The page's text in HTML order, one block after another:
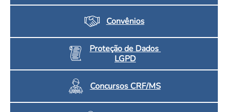
Convênios
Proteção de Dados
LGPD
Concursos CRF/MS